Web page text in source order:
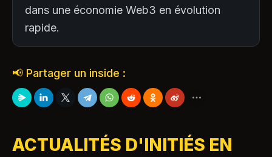
dans une économie Web3 en évolution
rapide.
📢 Partager un inside :
ACTUALITÉS D'INITIÉS EN